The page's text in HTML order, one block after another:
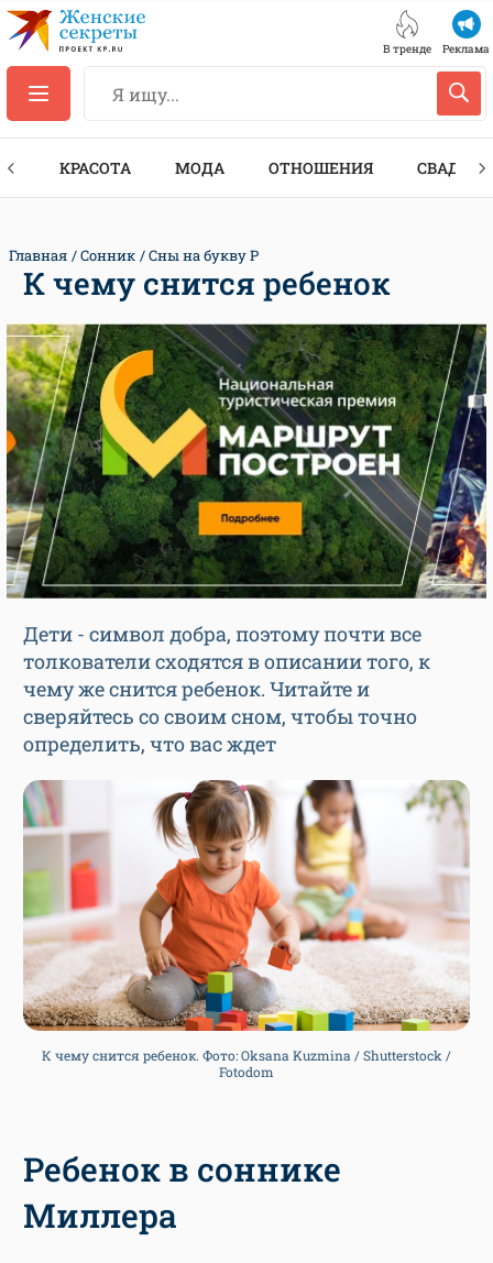
В тренде Реклама
КРАСОТА МОДА ОТНОШЕНИЯ СВАДЬБА
Главная Сонник Сны на букву Р
К чему снится ребенок
Дети - символ добра, поэтому почти все
толкователи сходятся в описании того, к
чему же снится ребенок. Читайте и
сверяйтесь со своим сном, чтобы точно
определить, что вас ждет
К чему снится ребенок. Фото: Oksana Kuzmina / Shutterstock /
Fotodom
Ребенок в соннике
Миллера